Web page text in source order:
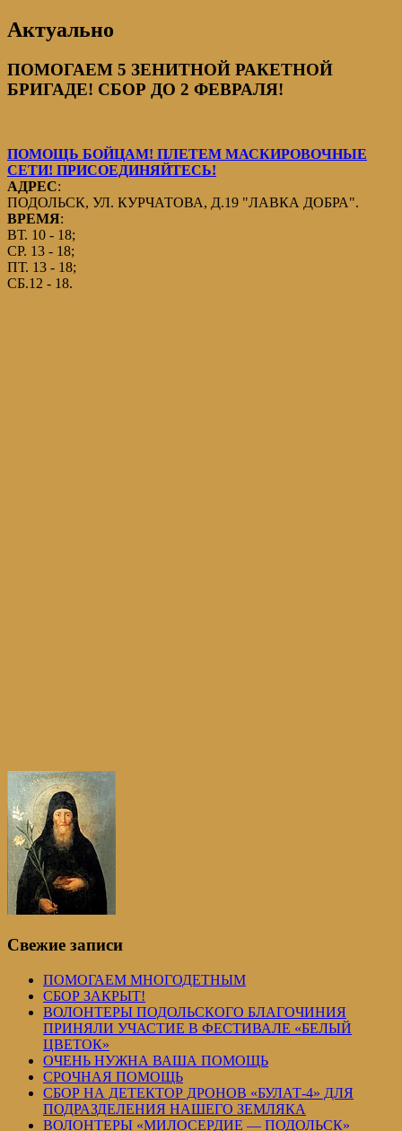
Актуально
ПОМОГАЕМ 5 ЗЕНИТНОЙ РАКЕТНОЙ
БРИГАДЕ! СБОР ДО 2 ФЕВРАЛЯ!
ПОМОЩЬ БОЙЦАМ! ПЛЕТЕМ МАСКИРОВОЧНЫЕ
СЕТИ! ПРИСОЕДИНЯЙТЕСЬ!
АДРЕС:
ПОДОЛЬСК, УЛ. КУРЧАТОВА, Д.19 "ЛАВКА ДОБРА".
ВРЕМЯ:
ВТ. 10 - 18;
СР. 13 - 18;
ПТ. 13 - 18;
СБ.12 - 18.
Свежие записи
ПОМОГАЕМ МНОГОДЕТНЫМ
СБОР ЗАКРЫТ!
ВОЛОНТЕРЫ ПОДОЛЬСКОГО БЛАГОЧИНИЯ
ПРИНЯЛИ УЧАСТИЕ В ФЕСТИВАЛЕ «БЕЛЫЙ
ЦВЕТОК»
ОЧЕНЬ НУЖНА ВАША ПОМОЩЬ
СРОЧНАЯ ПОМОЩЬ
СБОР НА ДЕТЕКТОР ДРОНОВ «БУЛАТ-4» ДЛЯ
ПОДРАЗДЕЛЕНИЯ НАШЕГО ЗЕМЛЯКА
ВОЛОНТЕРЫ «МИЛОСЕРДИЕ — ПОДОЛЬСК»